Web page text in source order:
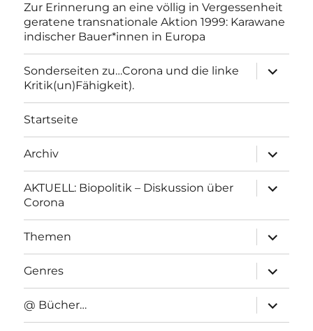
Zur Erinnerung an eine völlig in Vergessenheit
geratene transnationale Aktion 1999: Karawane
indischer Bauer*innen in Europa
Sonderseiten zu…Corona und die linke
Kritik(un)Fähigkeit).
anzeigen
Startseite
Archiv
anzeigen
AKTUELL: Biopolitik – Diskussion über
Corona
anzeigen
Themen
anzeigen
Genres
anzeigen
@ Bücher…
anzeigen